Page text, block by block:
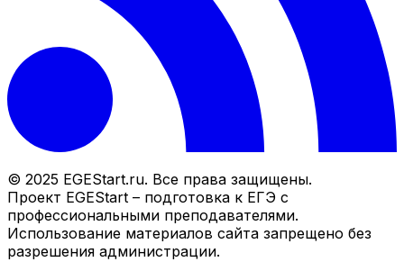
© 2025 EGEStart.ru. Все права защищены.
Проект EGEStart – подготовка к ЕГЭ с
профессиональными преподавателями.
Использование материалов сайта запрещено без
разрешения администрации.